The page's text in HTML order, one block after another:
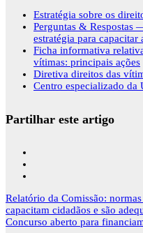
Estratégia sobre os
Perguntas & Respostas
estratégia para capacitar
Ficha informativa
vítimas: principais ações
Diretiva direitos das
Centro especializado da
Partilhar este artigo
Navegação
de
artigos
Relatório da Comissão:
capacitam cidadãos e são
Concurso aberto para